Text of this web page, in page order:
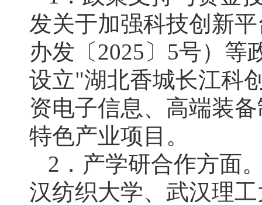
发关于加强科技创新
办发〔2025〕5号）等
设立"湖北香城长江科
资电子信息、高端装
特色产业项目。
2．产学研合作方面
汉纺织大学、武汉理